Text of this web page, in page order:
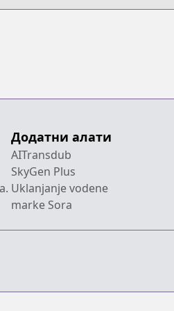
Додатни алати
AITransdub
SkyGen Plus
Uklanjanje vodene
marke Sora